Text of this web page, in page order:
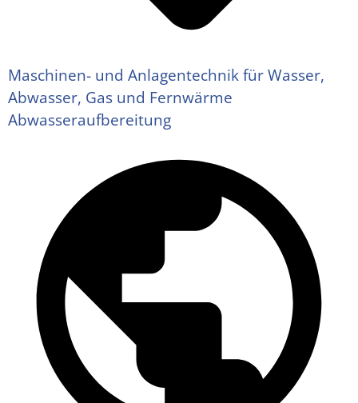
Maschinen- und Anlagentechnik für Wasser,
Abwasser, Gas und Fernwärme
Abwasseraufbereitung